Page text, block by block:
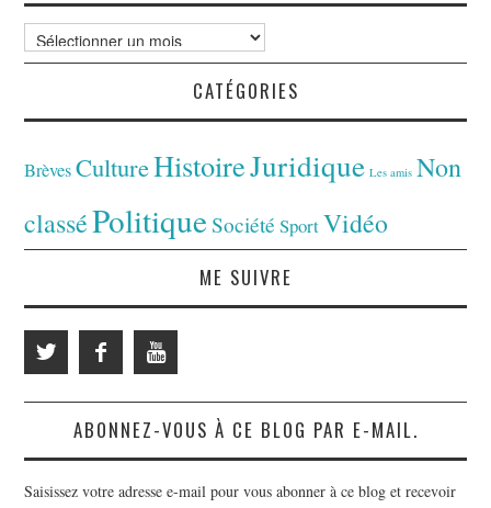
Archives
CATÉGORIES
Brèves CultureHistoireJuridique Les amis Non
classéPolitiqueSociété SportVidéo
ME SUIVRE
ABONNEZ-VOUS À CE BLOG PAR E-MAIL.
Saisissez votre adresse e-mail pour vous abonner à ce blog et recevoir